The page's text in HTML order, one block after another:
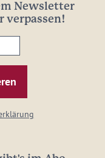
Newsletter
verpassen!